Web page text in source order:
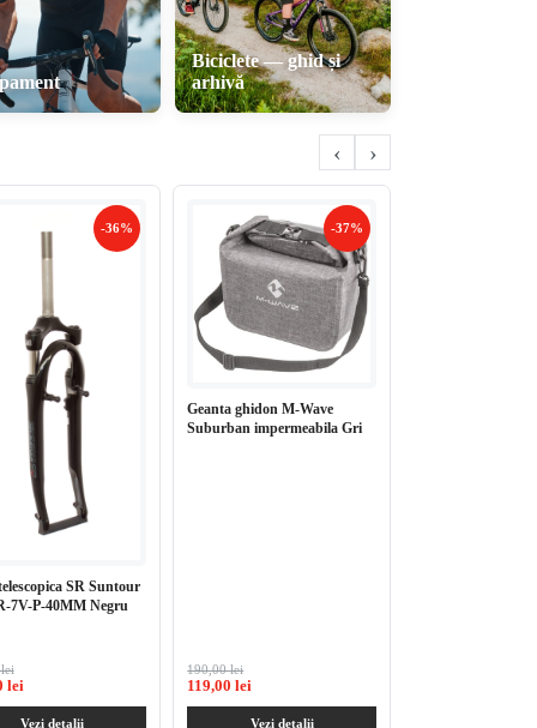
Biciclete — ghid și
arhivă
‹ ›
-36%
SR Suntour
7V-P-40MM Negru
lei
Vezi detalii
-37%
Geanta ghidon M-Wave
Suburban impermeabila Gri
190,00 lei
119,00 lei
Vezi detalii